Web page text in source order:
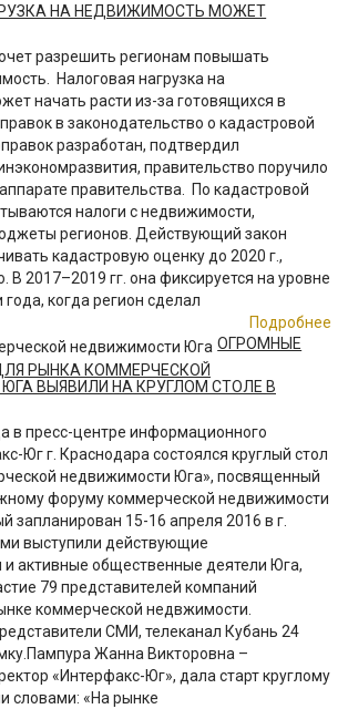
НА НЕДВИЖИМОСТЬ МОЖЕТ
разрешить регионам повышать
Налоговая нагрузка на
начать расти из-за готовящихся в
в законодательство о кадастровой
разработан, подтвердил
правительство поручило
правительства. По кадастровой
налоги с недвижимости,
регионов. Действующий закон
кадастровую оценку до 2020 г.,
В 2017–2019 гг. она фиксируется на уровне
года, когда регион сделал
Подробнее
ОГРОМНЫЕ
РЫНКА КОММЕРЧЕСКОЙ
ВЫЯВИЛИ НА КРУГЛОМ СТОЛЕ В
в пресс-центре информационного
Юг г. Краснодара состоялся круглый стол
недвижимости Юга», посвященный
форуму коммерческой недвижимости
запланирован 15-16 апреля 2016 в г.
выступили действующие
активные общественные деятели Юга,
79 представителей компаний
коммерческой недвжимости.
СМИ, телеканал Кубань 24
Жанна Викторовна –
«Интерфакс-Юг», дала старт круглому
словами: «На рынке